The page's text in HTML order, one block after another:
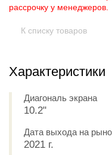
рассрочку у менеджеров.
К списку товаров
Характеристики
Диагональ экрана
10.2"
Дата выхода на
2021 г.